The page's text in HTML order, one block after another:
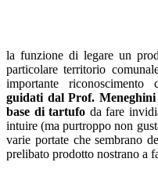
la funzione di legare un
particolare territorio
importante riconoscimento
guidati dal Prof.
base di tartufo da fare
intuire (ma purtroppo non
varie portate che sembrano
prelibato prodotto nostrano a